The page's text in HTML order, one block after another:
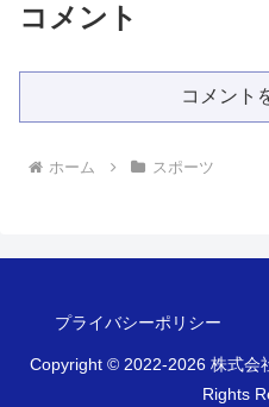
コメント
コメント
ホーム スポーツ
プライバシーポリシー
Copyright © 2022-2026 株式会
Rights